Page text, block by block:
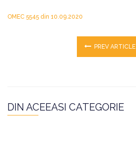
OMEC 5545 din 10.09.2020
PREV ARTICLE
DIN ACEEASI CATEGORIE